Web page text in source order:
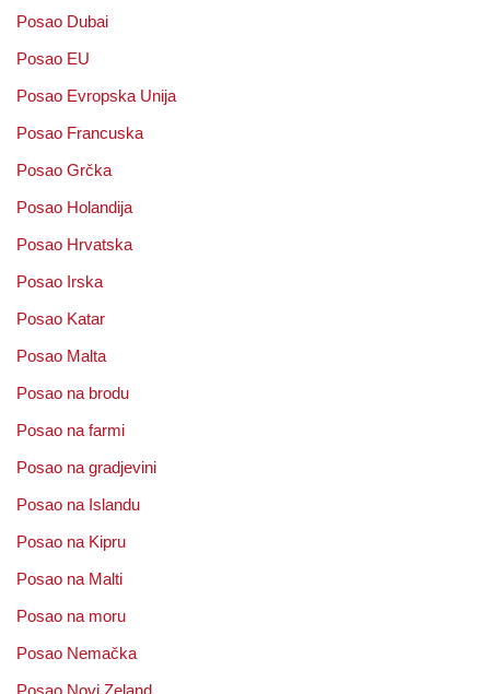
Posao Dubai
Posao EU
Posao Evropska Unija
Posao Francuska
Posao Grčka
Posao Holandija
Posao Hrvatska
Posao Irska
Posao Katar
Posao Malta
Posao na brodu
Posao na farmi
Posao na gradjevini
Posao na Islandu
Posao na Kipru
Posao na Malti
Posao na moru
Posao Nemačka